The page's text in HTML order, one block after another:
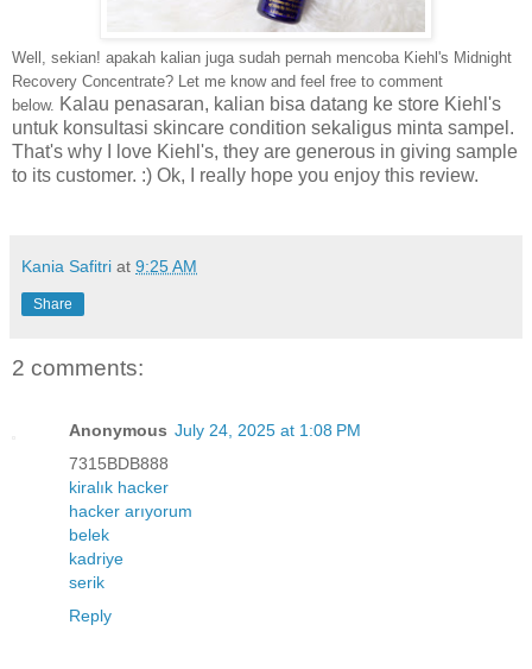
Well, sekian! apakah kalian juga sudah pernah mencoba Kiehl's Midnight
Recovery Concentrate? Let me know and feel free to comment
below. Kalau penasaran, kalian bisa datang ke store Kiehl's
untuk konsultasi skincare condition sekaligus minta sampel.
That's why I love Kiehl's, they are generous in giving sample
to its customer. :) Ok, I really hope you enjoy this review.
Kania Safitri at 9:25 AM
Share
2 comments:
Anonymous July 24, 2025 at 1:08 PM
7315BDB888
kiralık hacker
hacker arıyorum
belek
kadriye
serik
Reply